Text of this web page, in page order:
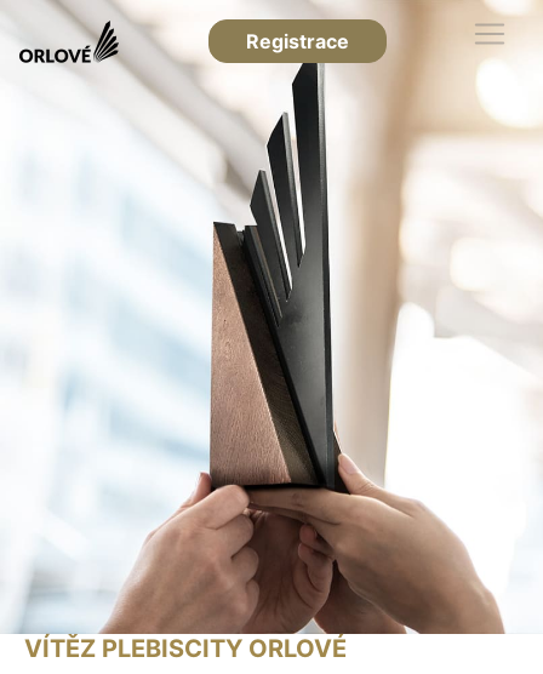
Registrace
VÍTĚZ PLEBISCITY ORLOVÉ